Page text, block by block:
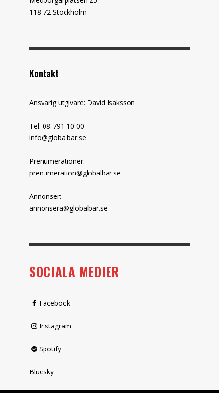
118 72 Stockholm
Kontakt
Ansvarig utgivare: David Isaksson
Tel: 08-791 10 00
info@globalbar.se
Prenumerationer:
prenumeration@globalbar.se
Annonser:
annonsera@globalbar.se
SOCIALA MEDIER
Facebook
Instagram
Spotify
Bluesky